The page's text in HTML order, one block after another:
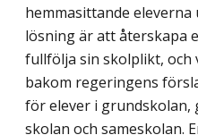
hemmasittande
lösning är att återskapa
fullfölja sin skolplikt, och
bakom regering­ens
för elever i
skolan och sameskolan.